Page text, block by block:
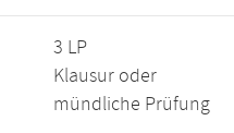
3 LP
Klausur oder
mündliche Prüfung